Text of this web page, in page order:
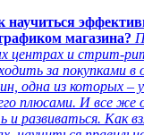
научиться
магазина?
центрах и стрит-
за покупками в
одна из которых –
плюсами. И все же
развиваться. Как